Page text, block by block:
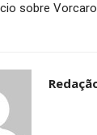
sobre Vorcaro